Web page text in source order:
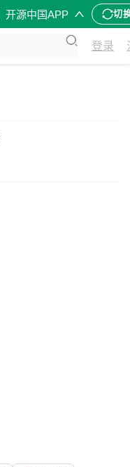
开源中国APP 切
登录